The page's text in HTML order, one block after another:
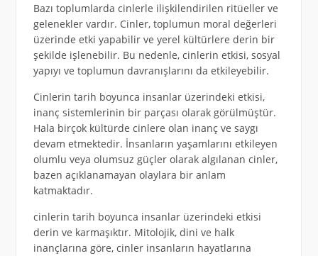
Bazı toplumlarda cinlerle ilişkilendirilen ritüeller ve
gelenekler vardır. Cinler, toplumun moral değerleri
üzerinde etki yapabilir ve yerel kültürlere derin bir
şekilde işlenebilir. Bu nedenle, cinlerin etkisi, sosyal
yapıyı ve toplumun davranışlarını da etkileyebilir.
Cinlerin tarih boyunca insanlar üzerindeki etkisi,
inanç sistemlerinin bir parçası olarak görülmüştür.
Hala birçok kültürde cinlere olan inanç ve saygı
devam etmektedir. İnsanların yaşamlarını etkileyen
olumlu veya olumsuz güçler olarak algılanan cinler,
bazen açıklanamayan olaylara bir anlam
katmaktadır.
cinlerin tarih boyunca insanlar üzerindeki etkisi
derin ve karmaşıktır. Mitolojik, dini ve halk
inançlarına göre, cinler insanların hayatlarına